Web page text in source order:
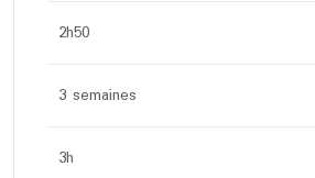
2h50
3 semaines
3h